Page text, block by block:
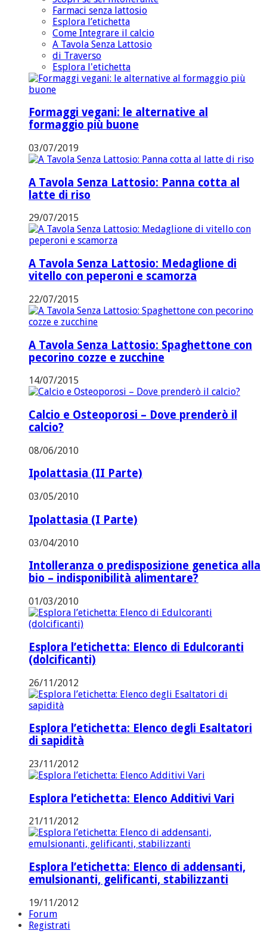
Farmaci senza lattosio
Esplora l’etichetta
Come Integrare il calcio
A Tavola Senza Lattosio
di Traverso
Esplora l'etichetta
Formaggi vegani: le alternative al
formaggio più buone
03/07/2019
A Tavola Senza Lattosio: Panna cotta al
latte di riso
29/07/2015
A Tavola Senza Lattosio: Medaglione di
vitello con peperoni e scamorza
22/07/2015
A Tavola Senza Lattosio: Spaghettone con
pecorino cozze e zucchine
14/07/2015
Calcio e Osteoporosi – Dove prenderò il
calcio?
08/06/2010
Ipolattasia (II Parte)
03/05/2010
Ipolattasia (I Parte)
03/04/2010
Intolleranza o predisposizione genetica alla
bio – indisponibilità alimentare?
01/03/2010
Esplora l’etichetta: Elenco di Edulcoranti
(dolcificanti)
26/11/2012
Esplora l’etichetta: Elenco degli Esaltatori
di sapidità
23/11/2012
Esplora l’etichetta: Elenco Additivi Vari
21/11/2012
Esplora l’etichetta: Elenco di addensanti,
emulsionanti, gelificanti, stabilizzanti
19/11/2012
Forum
Registrati